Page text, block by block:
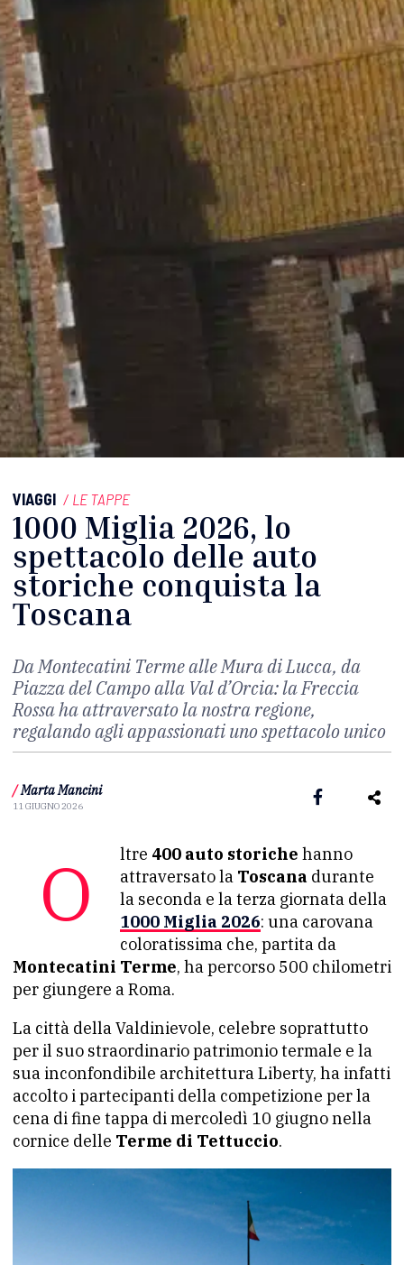
VIAGGI / LE TAPPE
1000 Miglia 2026, lo
spettacolo delle auto
storiche conquista la
Toscana
Da Montecatini Terme alle Mura di Lucca, da
Piazza del Campo alla Val d’Orcia: la Freccia
Rossa ha attraversato la nostra regione,
regalando agli appassionati uno spettacolo unico
/ Marta Mancini
11 GIUGNO 2026
Oltre 400 auto storiche hanno
attraversato la Toscana durante
la seconda e la terza giornata della
1000 Miglia 2026: una carovana
coloratissima che, partita da
Montecatini Terme, ha percorso 500 chilometri
per giungere a Roma.
La città della Valdinievole, celebre soprattutto
per il suo straordinario patrimonio termale e la
sua inconfondibile architettura Liberty, ha infatti
accolto i partecipanti della competizione per la
cena di fine tappa di mercoledì 10 giugno nella
cornice delle Terme di Tettuccio.